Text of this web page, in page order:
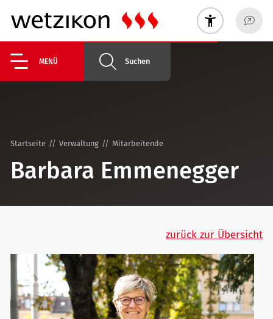
MENÜ Suchen
Startseite Verwaltung Mitarbeitende
Barbara Emmenegger
zurück zur Übersicht